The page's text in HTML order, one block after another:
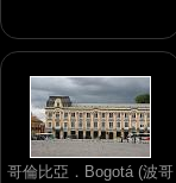
哥倫比亞．Bogotá (波哥